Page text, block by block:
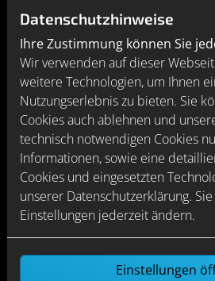
Gebäudesanierung mit
Haustechnik Malte
Ein zuverlässiger
Phasen begleitet
Alles inklusive – von der
Vorfeld bis zur kompletten
Umsetzung
Ausführung, Koordination
Sanierungsarbeiten in einer
Sanitär, Elektro, Trockenbau,
Fenster, Fassade, Dach …
Zügiger Ablauf ohne
Datenschutzhinweise
Ihre Zustimmung können Sie
Wir verwenden auf dieser
weitere Technologien, um Ihnen
Nutzungserlebnis zu bieten. Sie
Cookies auch ablehnen und
technisch notwendigen Cookies
Informationen, sowie eine
Cookies und eingesetzten
unserer Datenschutzerklärung.
Einstellungen jederzeit ändern.
Einstellungen